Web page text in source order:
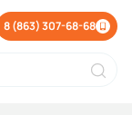
8 (863) 307-68-68